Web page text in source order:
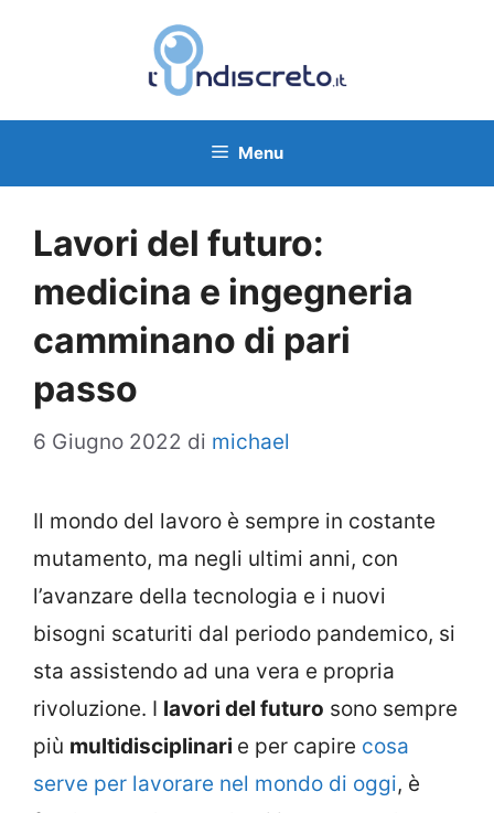
Menu
Lavori del futuro:
medicina e ingegneria
camminano di pari
passo
6 Giugno 2022 di michael
Il mondo del lavoro è sempre in costante
mutamento, ma negli ultimi anni, con
l’avanzare della tecnologia e i nuovi
bisogni scaturiti dal periodo pandemico, si
sta assistendo ad una vera e propria
rivoluzione. I lavori del futuro sono sempre
più multidisciplinari e per capire cosa
serve per lavorare nel mondo di oggi, è